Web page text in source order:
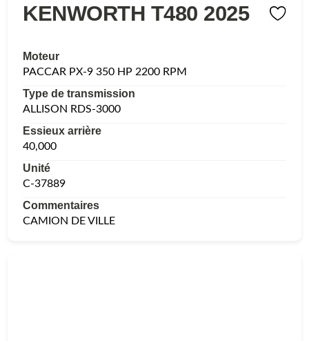
KENWORTH T480 2025
Moteur
PACCAR PX-9 350 HP 2200 RPM
Type de transmission
ALLISON RDS-3000
Essieux arrière
40,000
Unité
C-37889
Commentaires
CAMION DE VILLE